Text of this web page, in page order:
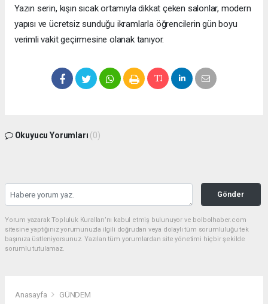
Yazın serin, kışın sıcak ortamıyla dikkat çeken salonlar, modern
yapısı ve ücretsiz sunduğu ikramlarla öğrencilerin gün boyu
verimli vakit geçirmesine olanak tanıyor.
Okuyucu Yorumları (0)
Gönder
Yorum yazarak Topluluk Kuralları’nı kabul etmiş bulunuyor ve bolbolhaber.com
sitesine yaptığınız yorumunuzla ilgili doğrudan veya dolaylı tüm sorumluluğu tek
başınıza üstleniyorsunuz. Yazılan tüm yorumlardan site yönetimi hiçbir şekilde
sorumlu tutulamaz.
Anasayfa GÜNDEM